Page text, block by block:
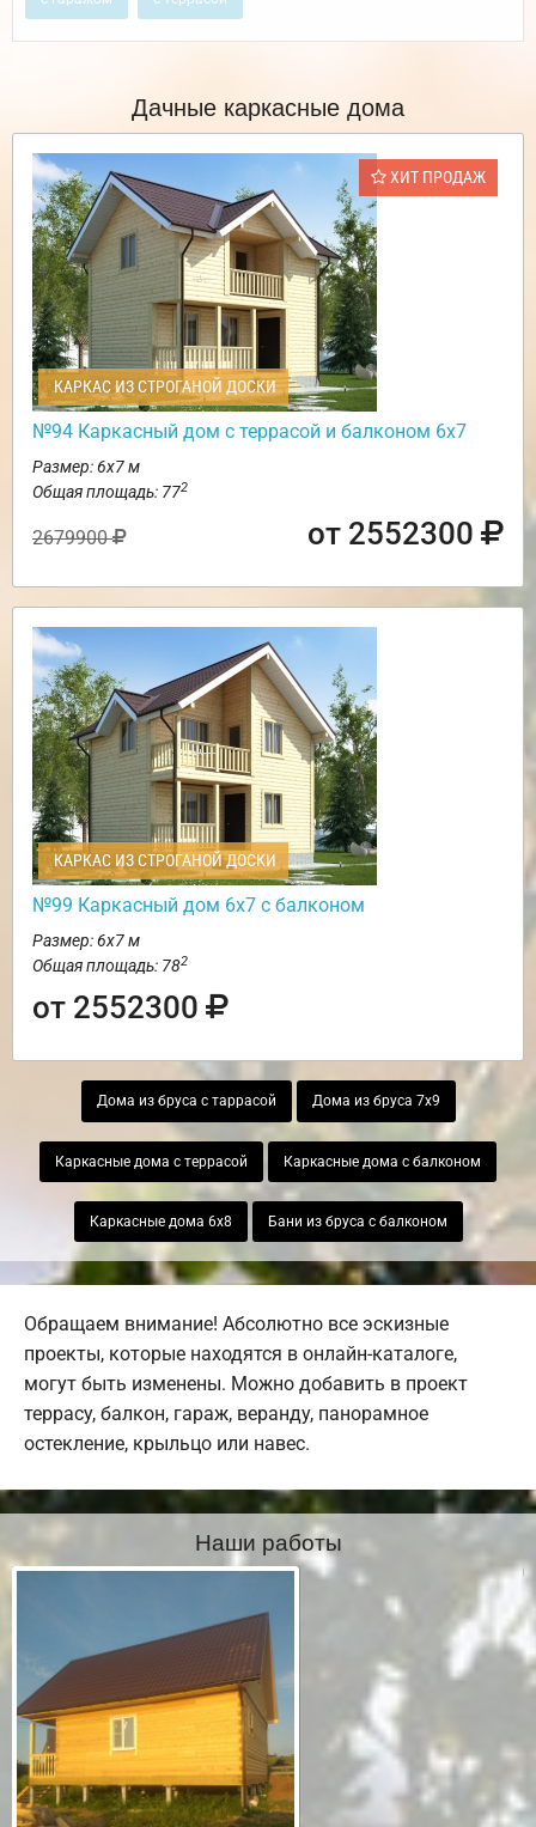
Дачные каркасные дома
ХИТ ПРОДАЖ
КАРКАС ИЗ СТРОГАНОЙ ДОСКИ
№94 Каркасный дом с террасой и балконом 6х7
Размер: 6х7 м
Общая площадь: 772
2679900 от 2552300
КАРКАС ИЗ СТРОГАНОЙ ДОСКИ
№99 Каркасный дом 6х7 с балконом
Размер: 6х7 м
Общая площадь: 782
от 2552300
Дома из бруса с таррасой Дома из бруса 7х9
Каркасные дома с террасой Каркасные дома с балконом
Каркасные дома 6х8 Бани из бруса с балконом
Обращаем внимание! Абсолютно все эскизные
проекты, которые находятся в онлайн-каталоге,
могут быть изменены. Можно добавить в проект
террасу, балкон, гараж, веранду, панорамное
остекление, крыльцо или навес.
Наши работы